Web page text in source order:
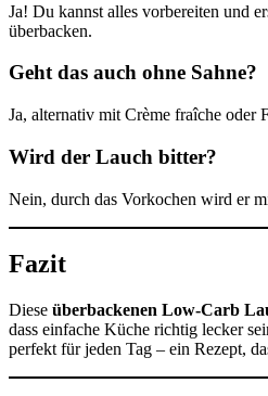
Ja! Du kannst alles vorbereiten und
überbacken.
Geht das auch ohne Sahne?
Ja, alternativ mit Crème fraîche oder
Wird der Lauch bitter?
Nein, durch das Vorkochen wird er
Fazit
Diese überbackenen Low-Carb
dass einfache Küche richtig lecker
perfekt für jeden Tag – ein Rezept,